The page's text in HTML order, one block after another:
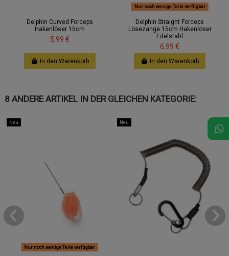
Delphin Curved Forceps
Hakenlöser 15cm
5,99 €
In den Warenkorb
Nur noch wenige Teile verfügbar
Delphin Straight Forceps
Lösezange 15cm Hakenlöser
Edelstahl
6,99 €
In den Warenkorb
8 ANDERE ARTIKEL IN DER GLEICHEN KATEGORIE:
Neu
Nur noch wenige Teile verfügbar
Neu